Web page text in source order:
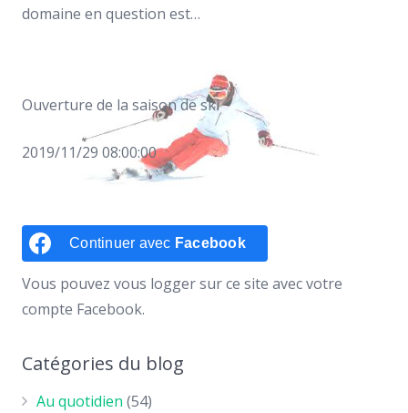
domaine en question est…
Ouverture de la saison de ski
2019/11/29 08:00:00
Continuer avec Facebook
Vous pouvez vous logger sur ce site avec votre
compte Facebook.
Catégories du blog
Au quotidien (54)